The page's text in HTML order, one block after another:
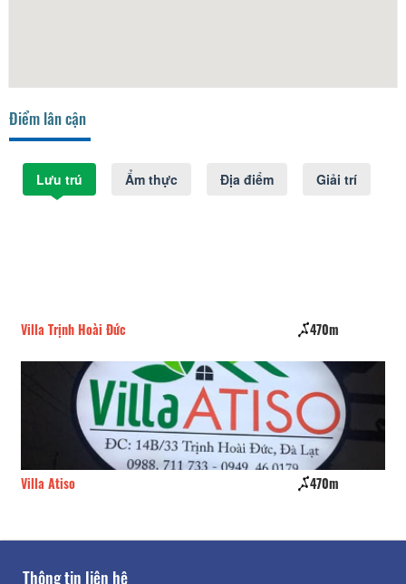
Điểm lân cận
Lưu trú Ẩm thực Địa điểm Giải trí
Villa Trịnh Hoài Đức 470m
Villa Atiso 470m
Thông tin liên hệ